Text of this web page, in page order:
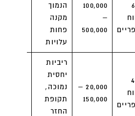
100,000
–
500,000
הנמוך
מקנה
פחות
עלויות
20,000 –
150,000
ריביות
יחסית
נמוכה,
תקופת
החזר